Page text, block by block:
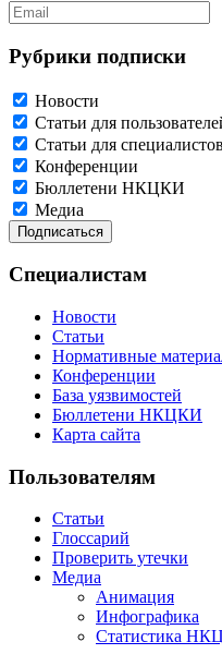
Рубрики подписки
Новости
Статьи для
Статьи для специалистов
Конференции
Бюллетени НКЦКИ
Медиа
Специалистам
Новости
Статьи
Нормативные
Конференции
База уязвимостей
Бюллетени НКЦКИ
Карта сайта
Пользователям
Статьи
Глоссарий
Проверить утечки
Медиа
Анимация
Инфографика
Статистика